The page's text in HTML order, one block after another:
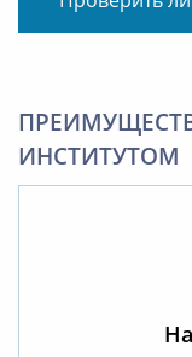
ИНСТИТУТОМ